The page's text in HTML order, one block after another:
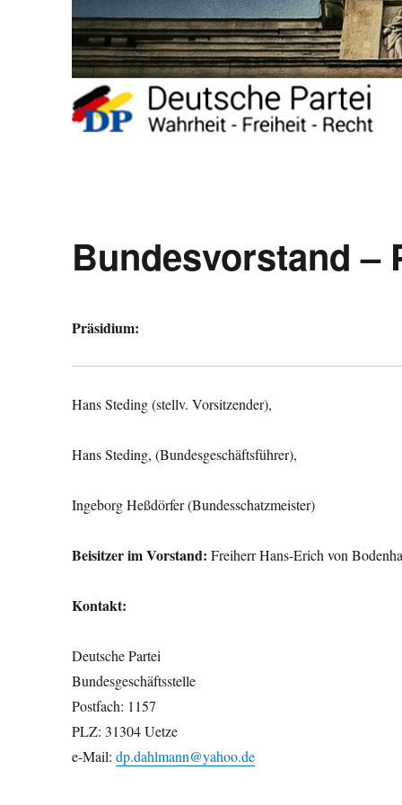
Bundesvorstand –
Präsidium:
Hans Steding (stellv. Vorsitzender),
Hans Steding, (Bundesgeschäftsführer),
Ingeborg Heßdörfer (Bundesschatzmeister)
Beisitzer im Vorstand:Freiherr Hans-Erich von
Kontakt:
Deutsche Partei
Bundesgeschäftsstelle
Postfach: 1157
PLZ: 31304 Uetze
e-Mail:dp.dahlmann@yahoo.de